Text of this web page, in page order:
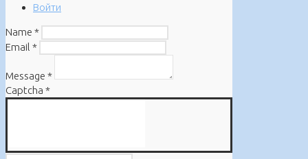
Войти
Name *
Email *
Message *
Captcha *